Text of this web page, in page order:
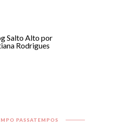
PASSATEMPOS